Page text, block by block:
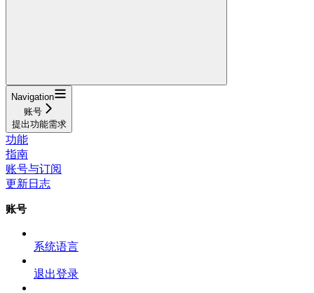
Navigation
账号
提出功能需求
功能
指南
账号与订阅
更新日志
账号
系统语言
退出登录